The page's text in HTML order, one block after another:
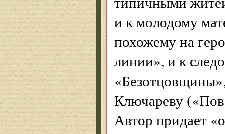
и к молодому
похожему на
линии», и к
Ключареву
Автор придает